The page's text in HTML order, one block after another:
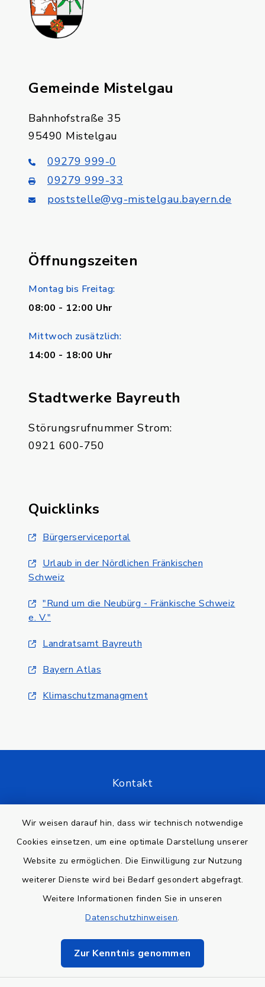
Wir weisen darauf hin, dass wir technisch notwendige
Cookies einsetzen, um eine optimale Darstellung unserer
Website zu ermöglichen. Die Einwilligung zur Nutzung
weiterer Dienste wird bei Bedarf gesondert abgefragt.
Weitere Informationen finden Sie in unseren
Datenschutzhinweisen.
Zur Kenntnis genommen
Gemeinde Mistelgau
Bahnhofstraße 35
95490 Mistelgau
09279 999-0
09279 999-33
poststelle@vg-mistelgau.bayern.de
Öffnungszeiten
Montag bis Freitag:
08:00 - 12:00 Uhr
Mittwoch zusätzlich:
14:00 - 18:00 Uhr
Stadtwerke Bayreuth
Störungsrufnummer Strom:
0921 600-750
Quicklinks
Bürgerserviceportal
Urlaub in der Nördlichen Fränkischen
Schweiz
"Rund um die Neubürg - Fränkische Schweiz
e. V."
Landratsamt Bayreuth
Bayern Atlas
Klimaschutzmanagment
Kontakt
Datenschutz
Impressum
Sitemap
Cookie-Einstellungen